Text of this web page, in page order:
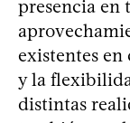
presencia en
existentes en
y la
distintas